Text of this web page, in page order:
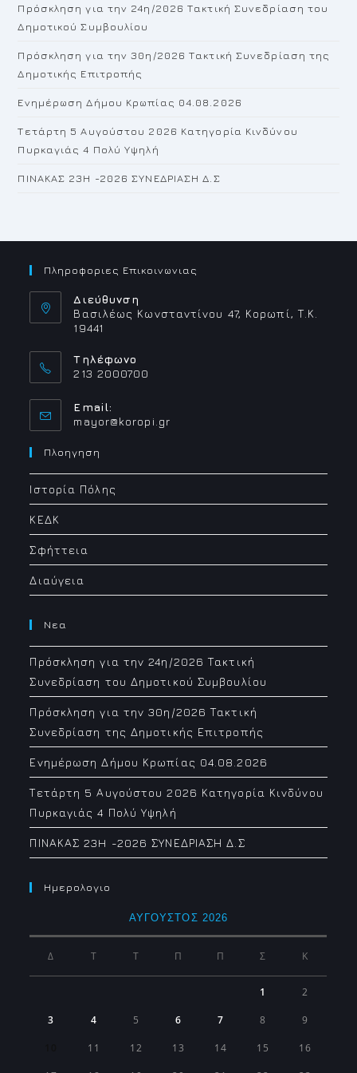
Πρόσκληση για την 24η/2026 Τακτική Συνεδρίαση του
Δημοτικού Συμβουλίου
Πρόσκληση για την 30η/2026 Τακτική Συνεδρίαση της
Δημοτικής Επιτροπής
Ενημέρωση Δήμου Κρωπίας 04.08.2026
Τετάρτη 5 Αυγούστου 2026 Κατηγορία Κινδύνου
Πυρκαγιάς 4 Πολύ Υψηλή
ΠΙΝΑΚΑΣ 23H -2026 ΣΥΝΕΔΡΙΑΣΗ Δ.Σ
Πληροφοριες Επικοινωνιας
Διεύθυνση
Βασιλέως Κωνσταντίνου 47, Κορωπί, Τ.Κ.
19441
Τηλέφωνο
213 2000700
Email:
mayor@koropi.grOpens
Πλοηγηση
Ιστορία Πόλης
ΚΕΔΚ
Σφήττεια
Διαύγεια
Νεα
Πρόσκληση για την 24η/2026 Τακτική
Συνεδρίαση του Δημοτικού Συμβουλίου
Πρόσκληση για την 30η/2026 Τακτική
Συνεδρίαση της Δημοτικής Επιτροπής
Ενημέρωση Δήμου Κρωπίας 04.08.2026
Τετάρτη 5 Αυγούστου 2026 Κατηγορία Κινδύνου
Πυρκαγιάς 4 Πολύ Υψηλή
ΠΙΝΑΚΑΣ 23H -2026 ΣΥΝΕΔΡΙΑΣΗ Δ.Σ
Ημερολογιο
ΑΎΓΟΥΣΤΟΣ 2026
Δ Τ Τ Π Π Σ Κ
1 2
3 4 5 6 7 8 9
11 12 13 14 15 16